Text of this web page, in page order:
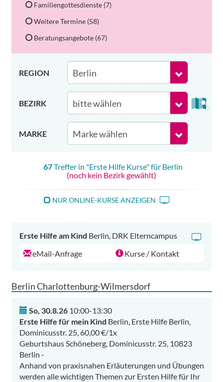
Familiengottesdienste (7)
Weitere Termine (58)
Beratungsangebote (67)
REGION
BEZIRK
MARKE
67Treffer in "Erste Hilfe Kurse" für Berlin
(noch kein Bezirk gewählt)
NUR ONLINE-KURSE ANZEIGEN
Erste Hilfe am Kind Berlin, DRK Elterncampus
eMail-Anfrage
Kurse / Kontakt
Berlin Charlottenburg-Wilmersdorf
So, 30.8.26 10:00-13:30
Erste Hilfe für mein Kind Berlin, Erste Hilfe Berlin,
Dominicusstr. 25, 60,00 €/1x
Geburtshaus Schöneberg, Dominicusstr. 25, 10823
Berlin -
Anhand von praxisnahen Erläuterungen und Übungen
werden alle wichtigen Themen zur Ersten Hilfe für Ihr